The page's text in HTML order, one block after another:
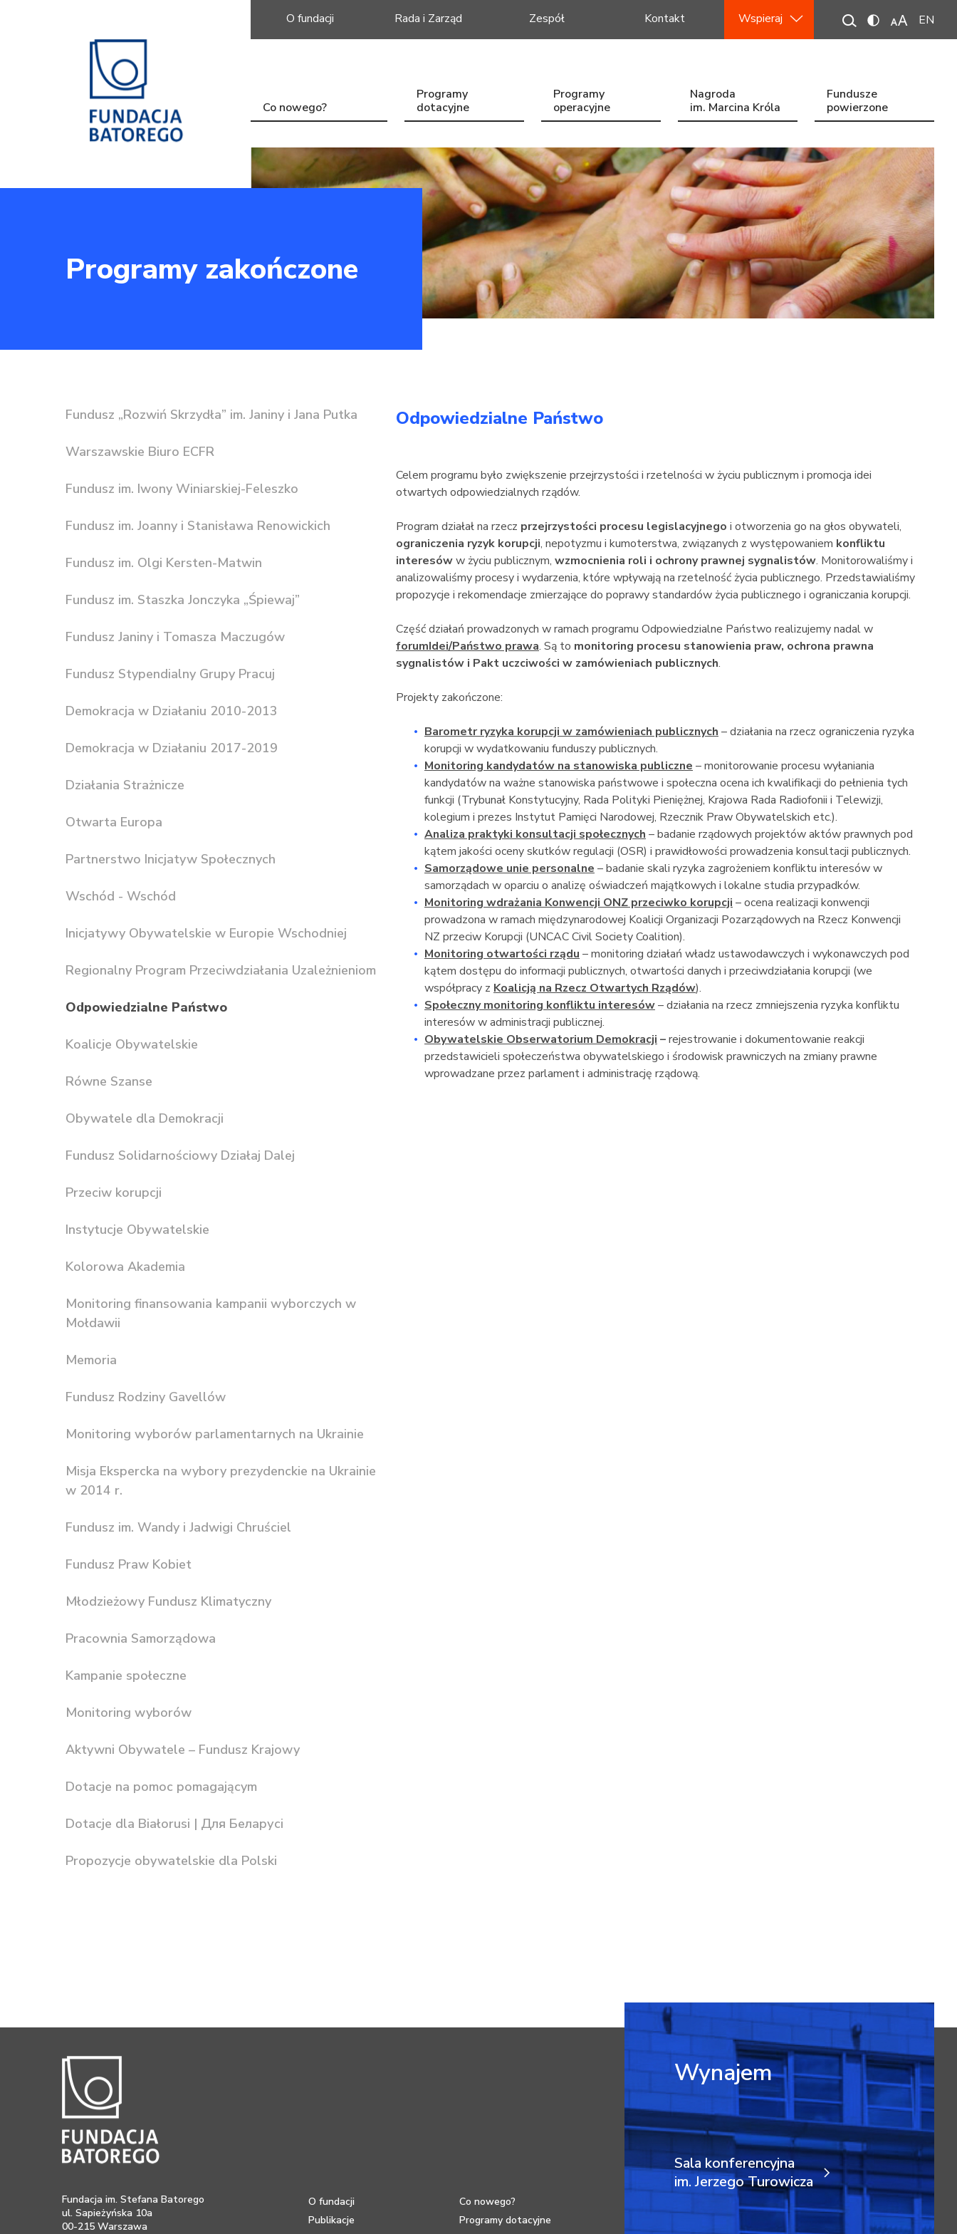
O fundacji Rada i Zarząd Zespół Kontakt Wspieraj EN
Co nowego?
Programy
dotacyjne
Programy
operacyjne
Nagroda
im. Marcina Króla
Fundusze
powierzone
Programy zakończone
Fundusz „Rozwiń Skrzydła” im. Janiny i Jana Putka
Warszawskie Biuro ECFR
Fundusz im. Iwony Winiarskiej-Feleszko
Fundusz im. Joanny i Stanisława Renowickich
Fundusz im. Olgi Kersten-Matwin
Fundusz im. Staszka Jonczyka „Śpiewaj”
Fundusz Janiny i Tomasza Maczugów
Fundusz Stypendialny Grupy Pracuj
Demokracja w Działaniu 2010-2013
Demokracja w Działaniu 2017-2019
Działania Strażnicze
Otwarta Europa
Partnerstwo Inicjatyw Społecznych
Wschód - Wschód
Inicjatywy Obywatelskie w Europie Wschodniej
Regionalny Program Przeciwdziałania Uzależnieniom
Odpowiedzialne Państwo
Koalicje Obywatelskie
Równe Szanse
Obywatele dla Demokracji
Fundusz Solidarnościowy Działaj Dalej
Przeciw korupcji
Instytucje Obywatelskie
Kolorowa Akademia
Monitoring finansowania kampanii wyborczych w
Mołdawii
Memoria
Fundusz Rodziny Gavellów
Monitoring wyborów parlamentarnych na Ukrainie
Misja Ekspercka na wybory prezydenckie na Ukrainie
w 2014 r.
Fundusz im. Wandy i Jadwigi Chruściel
Fundusz Praw Kobiet
Młodzieżowy Fundusz Klimatyczny
Pracownia Samorządowa
Kampanie społeczne
Monitoring wyborów
Aktywni Obywatele – Fundusz Krajowy
Dotacje na pomoc pomagającym
Dotacje dla Białorusi | Для Беларусі
Propozycje obywatelskie dla Polski
Odpowiedzialne Państwo
Celem programu było zwiększenie przejrzystości i rzetelności w życiu publicznym i promocja idei
otwartych odpowiedzialnych rządów.
Program działał na rzecz przejrzystości procesu legislacyjnego i otworzenia go na głos obywateli,
ograniczenia ryzyk korupcji, nepotyzmu i kumoterstwa, związanych z występowaniem konfliktu
interesóww życiu publicznym, wzmocnienia roli i ochrony prawnej sygnalistów. Monitorowaliśmy i
analizowaliśmy procesy i wydarzenia, które wpływają na rzetelność życia publicznego. Przedstawialiśmy
propozycje i rekomendacje zmierzające do poprawy standardów życia publicznego i ograniczania korupcji.
Część działań prowadzonych w ramach programu Odpowiedzialne Państwo realizujemy nadal w
forumIdei/Państwo prawa. Są to monitoring procesu stanowienia praw, ochrona prawna
sygnalistów i Pakt uczciwości w zamówieniach publicznych.
Projekty zakończone:
Barometr ryzyka korupcji w zamówieniach publicznych – działania na rzecz ograniczenia ryzyka
korupcji w wydatkowaniu funduszy publicznych.
Monitoring kandydatów na stanowiska publiczne – monitorowanie procesu wyłaniania
kandydatów na ważne stanowiska państwowe i społeczna ocena ich kwalifikacji do pełnienia tych
funkcji (Trybunał Konstytucyjny, Rada Polityki Pieniężnej, Krajowa Rada Radiofonii i Telewizji,
kolegium i prezes Instytut Pamięci Narodowej, Rzecznik Praw Obywatelskich etc.).
Analiza praktyki konsultacji społecznych – badanie rządowych projektów aktów prawnych pod
kątem jakości oceny skutków regulacji (OSR) i prawidłowości prowadzenia konsultacji publicznych.
Samorządowe unie personalne – badanie skali ryzyka zagrożeniem konfliktu interesów w
samorządach w oparciu o analizę oświadczeń majątkowych i lokalne studia przypadków.
Monitoring wdrażania Konwencji ONZ przeciwko korupcji – ocena realizacji konwencji
prowadzona w ramach międzynarodowej Koalicji Organizacji Pozarządowych na Rzecz Konwencji
NZ przeciw Korupcji (UNCAC Civil Society Coalition).
Monitoring otwartości rządu – monitoring działań władz ustawodawczych i wykonawczych pod
kątem dostępu do informacji publicznych, otwartości danych i przeciwdziałania korupcji (we
współpracy z Koalicją na Rzecz Otwartych Rządów).
Społeczny monitoring konfliktu interesów– działania na rzecz zmniejszenia ryzyka konfliktu
interesów w administracji publicznej.
Obywatelskie Obserwatorium Demokracji –rejestrowanie i dokumentowanie reakcji
przedstawicieli społeczeństwa obywatelskiego i środowisk prawniczych na zmiany prawne
wprowadzane przez parlament i administrację rządową.
Fundacja im. Stefana Batorego
ul. Sapieżyńska 10a
00-215 Warszawa
O fundacji
Publikacje
Co nowego?
Programy dotacyjne
Wynajem
Sala konferencyjna
im. Jerzego Turowicza